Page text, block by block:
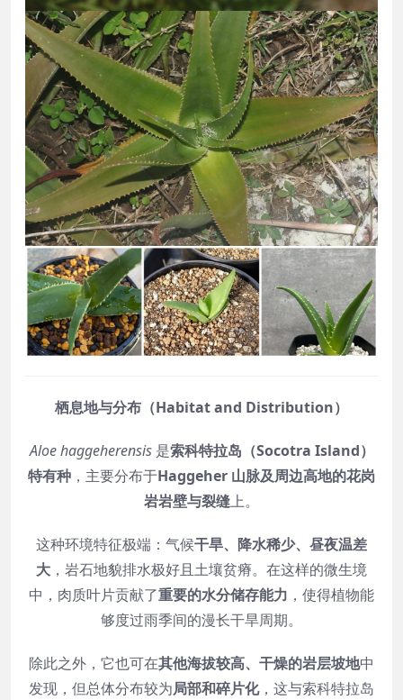
栖息地与分布（Habitat and Distribution）
Aloe haggeherensis是索科特拉岛（Socotra Island）
特有种 ，主要分布于Haggeher 山脉及周边高地的花岗
岩岩壁与裂缝上。
这种环境特征极端：气候干旱、降水稀少、昼夜温差
大 ，岩石地貌排水极好且土壤贫瘠。在这样的微生境
中，肉质叶片贡献了重要的水分储存能力 ，使得植物能
够度过雨季间的漫长干旱周期。
除此之外，它也可在其他海拔较高、干燥的岩层坡地中
发现，但总体分布较为局部和碎片化，这与索科特拉岛